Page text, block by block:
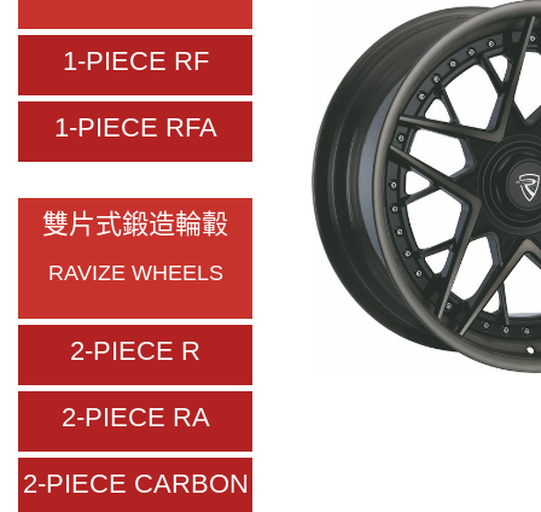
1-PIECE RF
1-PIECE RFA
雙片式鍛造輪轂
RAVIZE WHEELS
2-PIECE R
2-PIECE RA
2-PIECE CARBON